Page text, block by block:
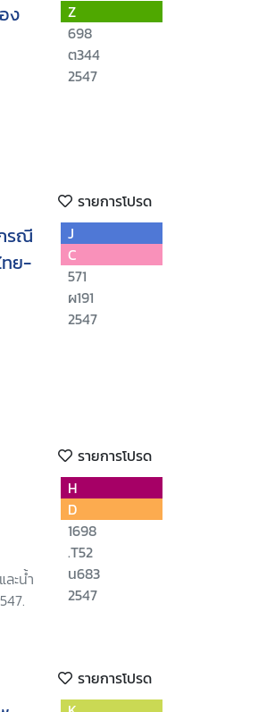
ง
Z
698
ต344
2547
รายการโปรด
รณี
ทย-
J
C
571
ผ191
2547
รายการโปรด
ะน้ำ
H
D
1698
.T52
น683
2547
รายการโปรด